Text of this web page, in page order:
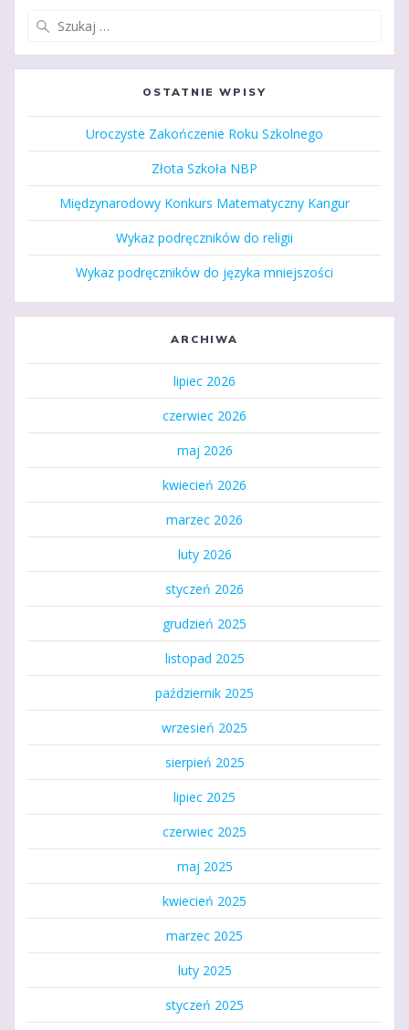
OSTATNIE WPISY
Uroczyste Zakończenie Roku Szkolnego
Złota Szkoła NBP
Międzynarodowy Konkurs Matematyczny Kangur
Wykaz podręczników do religii
Wykaz podręczników do języka mniejszości
ARCHIWA
lipiec 2026
czerwiec 2026
maj 2026
kwiecień 2026
marzec 2026
luty 2026
styczeń 2026
grudzień 2025
listopad 2025
październik 2025
wrzesień 2025
sierpień 2025
lipiec 2025
czerwiec 2025
maj 2025
kwiecień 2025
marzec 2025
luty 2025
styczeń 2025